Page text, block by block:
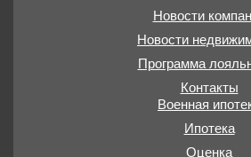
Новости
Новости
Программа
Контакты
Военная
Ипотека
Оценка